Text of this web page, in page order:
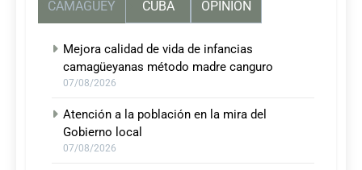
CAMAGUEY CUBA OPINIÓN
Mejora calidad de vida de infancias
camagüeyanas método madre canguro
07/08/2026
Atención a la población en la mira del
Gobierno local
07/08/2026